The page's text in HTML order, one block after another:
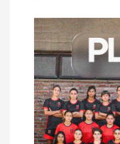
a
d
a
s